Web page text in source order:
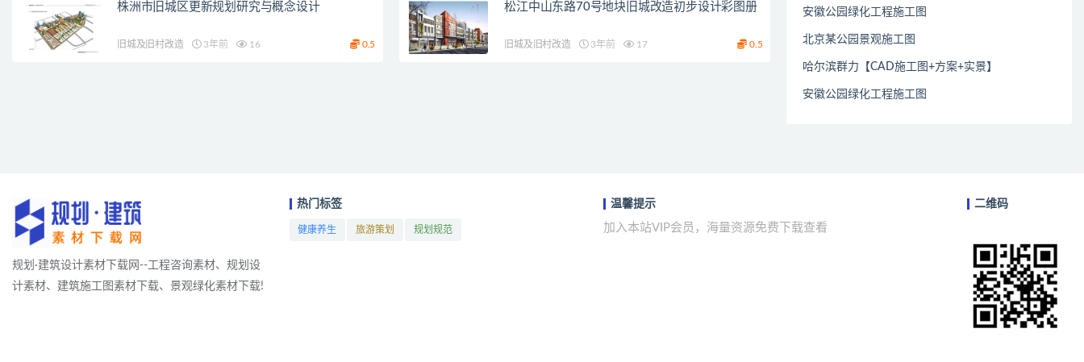
株洲市旧城区更新规划研究与概念设计
旧城及旧村改造 3年前 16 0.5
松江中山东路70号地块旧城改造初步设计彩图册
旧城及旧村改造 3年前 17 0.5
安徽公园绿化工程施工图
北京某公园景观施工图
哈尔滨群力【CAD施工图+方案+实景】
安徽公园绿化工程施工图
规划·建筑设计素材下载网--工程咨询素材、规划设
计素材、建筑施工图素材下载、景观绿化素材下载!
热门标签
健康养生 旅游策划 规划规范
温馨提示
加入本站VIP会员，海量资源免费下载查看
二维码